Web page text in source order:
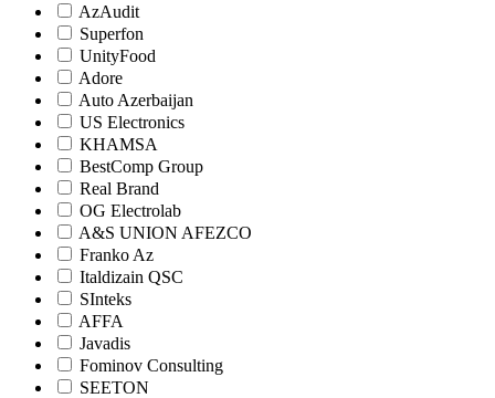
AzAudit
Superfon
UnityFood
Adore
Auto Azerbaijan
US Electronics
KHAMSA
BestComp Group
Real Brand
OG Electrolab
A&S UNION AFEZCO
Franko Az
Italdizain QSC
SInteks
AFFA
Javadis
Fominov Consulting
SEETON